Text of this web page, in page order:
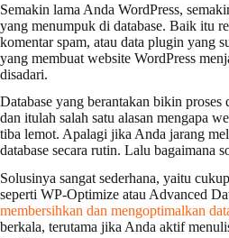
Semakin lama Anda WordPress,
yang menumpuk di database. Baik itu
komentar spam, atau data plugin yang
yang membuat website WordPress
disadari.
Database yang berantakan bikin proses
dan itulah salah satu alasan mengapa
tiba lemot. Apalagi jika Anda jarang
database secara rutin. Lalu bagaimana
Solusinya sangat sederhana, yaitu
seperti WP-Optimize atau Advanced
membersihkan dan mengoptimalkan
berkala, terutama jika Anda aktif